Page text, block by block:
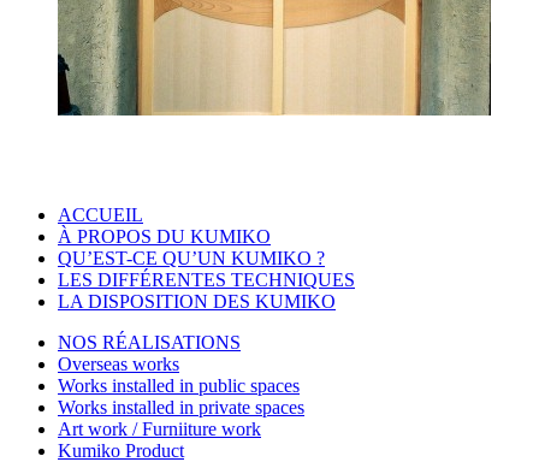
ACCUEIL
À PROPOS DU KUMIKO
QU’EST-CE QU’UN KUMIKO ?
LES DIFFÉRENTES TECHNIQUES
LA DISPOSITION DES KUMIKO
NOS RÉALISATIONS
Overseas works
Works installed in public spaces
Works installed in private spaces
Art work / Furniiture work
Kumiko Product